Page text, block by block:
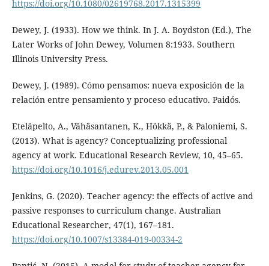
https://doi.org/10.1080/02619768.2017.1315399
Dewey, J. (1933). How we think. In J. A. Boydston (Ed.), The
Later Works of John Dewey, Volumen 8:1933. Southern
Illinois University Press.
Dewey, J. (1989). Cómo pensamos: nueva exposición de la
relación entre pensamiento y proceso educativo. Paidós.
Eteläpelto, A., Vähäsantanen, K., Hökkä, P., & Paloniemi, S.
(2013). What is agency? Conceptualizing professional
agency at work. Educational Research Review, 10, 45–65.
https://doi.org/10.1016/j.edurev.2013.05.001
Jenkins, G. (2020). Teacher agency: the effects of active and
passive responses to curriculum change. Australian
Educational Researcher, 47(1), 167–181.
https://doi.org/10.1007/s13384-019-00334-2